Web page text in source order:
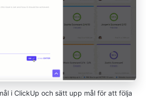
i ClickUp och sätt upp mål för att följa